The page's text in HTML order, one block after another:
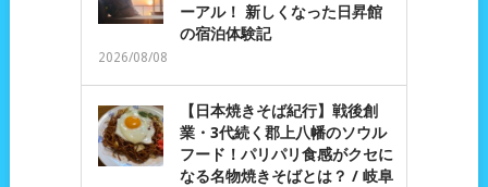
ーアル！ 新しくなった日昇館
の宿泊体験記
2026/08/08
【日本焼きそば紀行】戦後創
業・3代続く郡上八幡のソウル
フード！パリパリ食感がクセに
なる名物焼きそばとは？ / 岐阜